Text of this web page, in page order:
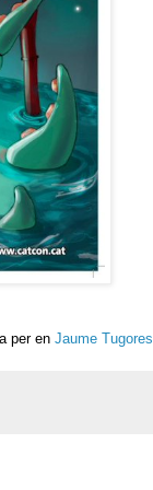
per en Jaume Tugores